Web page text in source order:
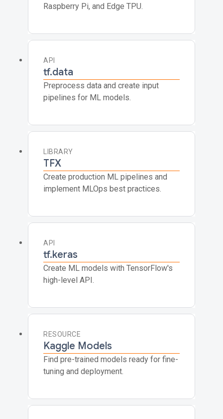
Raspberry Pi, and Edge TPU.
API
tf.data
Preprocess data and create input
pipelines for ML models.
LIBRARY
TFX
Create production ML pipelines and
implement MLOps best practices.
API
tf.keras
Create ML models with TensorFlow's
high-level API.
RESOURCE
Kaggle Models
Find pre-trained models ready for fine-
tuning and deployment.